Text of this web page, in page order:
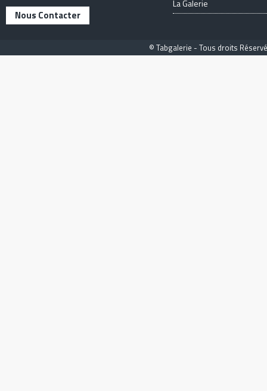
Nous Contacter
La Galerie
© Tabgalerie - Tous droits